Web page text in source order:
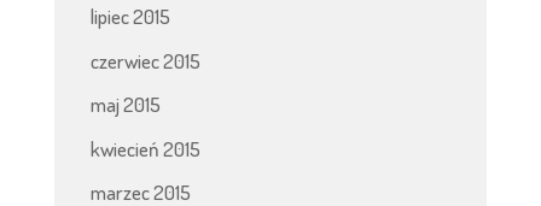
lipiec 2015
czerwiec 2015
maj 2015
kwiecień 2015
marzec 2015